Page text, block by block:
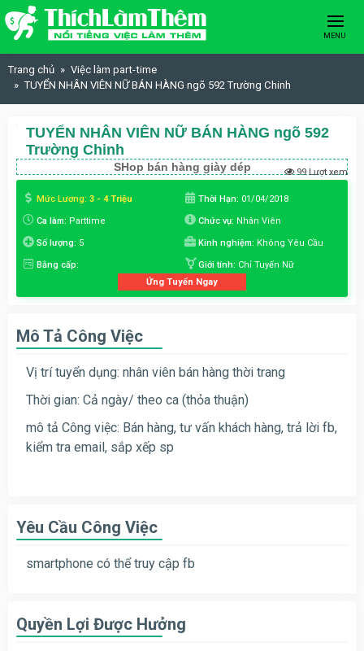
Skip to content
MENU
Trang chủ
Việc làm part-time
TUYỂN NHÂN VIÊN NỮ BÁN HÀNG ngõ 592 Trường Chinh
TUYỂN NHÂN VIÊN NỮ BÁN HÀNG ngõ 592
Trường Chinh
SHop bán hàng giày dép 99 Lượt xem
Mức Lương: 3 - 4 Triệu Thời Hạn: 01/04/2018
Ca làm: Parttime Chức vụ: Nhân Viên
Số lượng: 5 Kinh nghiệm: Không Yêu Cầu
Bằng cấp: Giới tính: Chỉ Tuyển Nữ
Ứng Tuyển Ngay
Mô Tả Công Việc
Vị trí tuyển dụng: nhân viên bán hàng thời trang
Thời gian: Cả ngày/ theo ca (thỏa thuận)
mô tả Công việc: Bán hàng, tư vấn khách hàng, trả lời fb,
kiểm tra email, sắp xếp sp
Yêu Cầu Công Việc
smartphone có thể truy cập fb
Quyền Lợi Được Hưởng